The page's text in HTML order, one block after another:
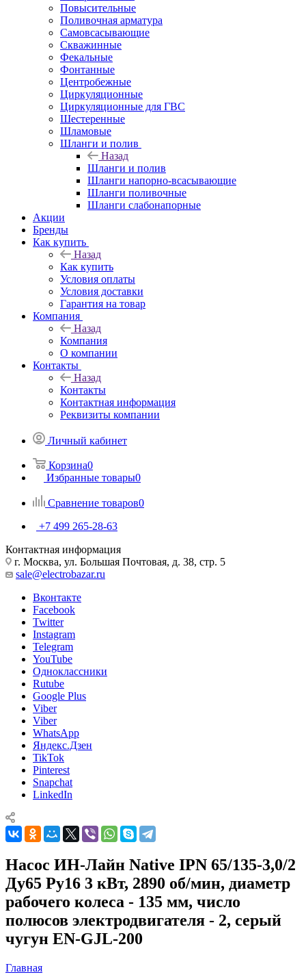
Повысительные
Поливочная арматура
Самовсасывающие
Скважинные
Фекальные
Фонтанные
Центробежные
Циркуляционные
Циркуляционные для ГВС
Шестеренные
Шламовые
Шланги и полив
Назад
Шланги и полив
Шланги напорно-всасывающие
Шланги поливочные
Шланги слабонапорные
Акции
Бренды
Как купить
Назад
Как купить
Условия оплаты
Условия доставки
Гарантия на товар
Компания
Назад
Компания
О компании
Контакты
Назад
Контакты
Контактная информация
Реквизиты компании
Личный кабинет
Корзина0
Избранные товары0
Сравнение товаров0
+7 499 265-28-63
Контактная информация
г. Москва, ул. Большая Почтовая, д. 38, стр. 5
sale@electrobazar.ru
Вконтакте
Facebook
Twitter
Instagram
Telegram
YouTube
Одноклассники
Rutube
Google Plus
Viber
Viber
WhatsApp
Яндекс.Дзен
TikTok
Pinterest
Snapchat
LinkedIn
Насос ИН-Лайн Native IPN 65/135-3,0/2
Ду65 Ру16 3 кВт, 2890 об/мин, диаметр
рабочего колеса - 135 мм, число
полюсов электродвигателя - 2, серый
чугун EN-GJL-200
Главная